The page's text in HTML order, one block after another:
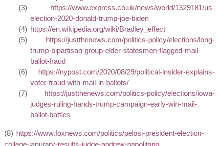
(3)
https://www.express.co.uk/news/world/1329181/us-
election-2020-donald-trump-joe-biden
(4) https://en.wikipedia.org/wiki/Bradley_effect
(5)
https://justthenews.com/politics-policy/elections/long-
trump-bipartisan-group-elder-statesmen-flagged-mail-
ballot-fraud
(6)
https://nypost.com/2020/08/29/political-insider-explains-
voter-fraud-with-mail-in-ballots/
(7)
https://justthenews.com/politics-policy/elections/iowa-
judges-ruling-hands-trump-campaign-early-win-mail-
ballot-battles
(8) https://www.foxnews.com/politics/pelosi-president-election-